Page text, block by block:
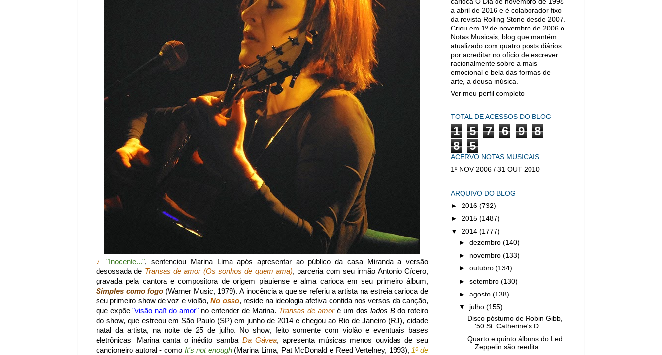
♪ "Inocente...", sentenciou Marina Lima após apresentar ao público da casa Miranda a versão
desossada de Transas de amor (Os sonhos de quem ama), parceria com seu irmão Antonio Cícero,
gravada pela cantora e compositora de origem piauiense e alma carioca em seu primeiro álbum,
Simples como fogo (Warner Music, 1979). A inocência a que se referiu a artista na estreia carioca de
seu primeiro show de voz e violão,No osso, reside na ideologia afetiva contida nos versos da canção,
que expõe "visão naïf do amor" no entender de Marina. Transas de amoré um dos lados B do roteiro
do show, que estreou em São Paulo (SP) em junho de 2014 e chegou ao Rio de Janeiro (RJ), cidade
natal da artista, na noite de 25 de julho. No show, feito somente com violão e eventuais bases
eletrônicas, Marina canta o inédito samba Da Gávea, apresenta músicas menos ouvidas de seu
cancioneiro autoral - como It's not enough(Marina Lima, Pat McDonald e Reed Vertelney, 1993), 1º de
carioca O Dia de novembro de 1998
a abril de 2016 e é colaborador fixo
da revista Rolling Stone desde 2007.
Criou em 1º de novembro de 2006 o
Notas Musicais, blog que mantém
atualizado com quatro posts diários
por acreditar no ofício de escrever
racionalmente sobre a mais
emocional e bela das formas de
arte, a deusa música.
Ver meu perfil completo
TOTAL DE ACESSOS DO BLOG
1 5 7 6 9
8
8
5
ACERVO NOTAS MUSICAIS
1º NOV 2006 / 31 OUT 2010
ARQUIVO DO BLOG
► 2016 (732)
► 2015 (1487)
▼ 2014 (1777)
►dezembro(140)
► novembro(133)
►outubro(134)
►setembro(130)
►agosto(138)
▼ julho(155)
Disco póstumo de Robin Gibb,
'50 St. Catherine's D...
Quarto e quinto álbuns do Led
Zeppelin são reedita...